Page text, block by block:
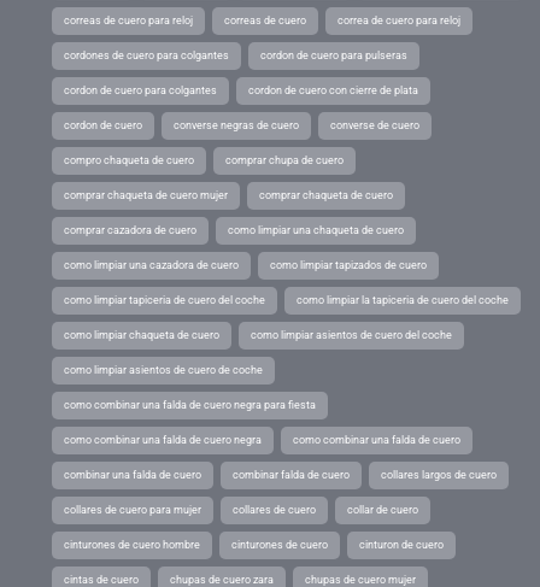
correas de cuero para reloj correas de cuero correa de cuero para reloj
cordones de cuero para colgantes cordon de cuero para pulseras
cordon de cuero para colgantes cordon de cuero con cierre de plata
cordon de cuero converse negras de cuero converse de cuero
compro chaqueta de cuero comprar chupa de cuero
comprar chaqueta de cuero mujer comprar chaqueta de cuero
comprar cazadora de cuero como limpiar una chaqueta de cuero
como limpiar una cazadora de cuero como limpiar tapizados de cuero
como limpiar tapiceria de cuero del coche como limpiar la tapiceria de cuero del coche
como limpiar chaqueta de cuero como limpiar asientos de cuero del coche
como limpiar asientos de cuero de coche
como combinar una falda de cuero negra para fiesta
como combinar una falda de cuero negra como combinar una falda de cuero
combinar una falda de cuero combinar falda de cuero collares largos de cuero
collares de cuero para mujer collares de cuero collar de cuero
cinturones de cuero hombre cinturones de cuero cinturon de cuero
cintas de cuero chupas de cuero zara chupas de cuero mujer